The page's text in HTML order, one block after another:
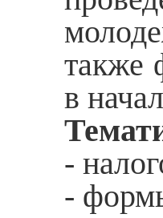
также
в
-
-